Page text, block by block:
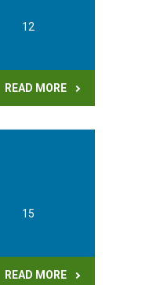
12
READ MORE
15
READ MORE